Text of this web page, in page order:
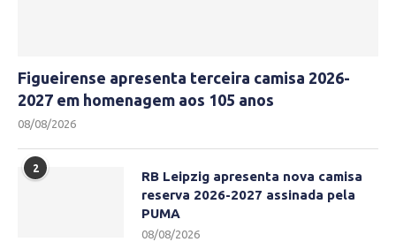
Figueirense apresenta terceira camisa 2026-
2027 em homenagem aos 105 anos
08/08/2026
2
RB Leipzig apresenta nova camisa
reserva 2026-2027 assinada pela
PUMA
08/08/2026